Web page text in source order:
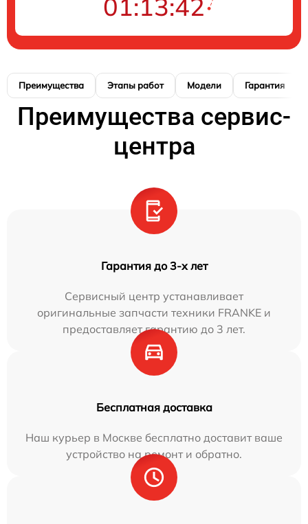
01:13:42
Преимущества Этапы работ Модели Гарантия
Преимущества сервис-
центра
Гарантия до 3-х лет
Сервисный центр устанавливает
оригинальные запчасти техники FRANKE и
предоставляет гарантию до 3 лет.
Бесплатная доставка
Наш курьер в Москве бесплатно доставит ваше
устройство на ремонт и обратно.